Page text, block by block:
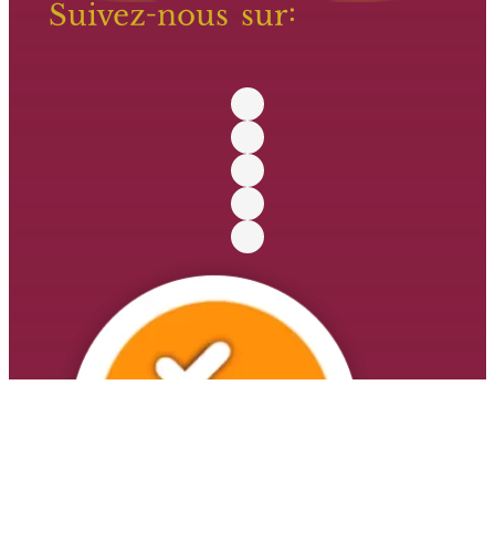
Suivez-nous sur: